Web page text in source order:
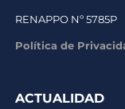
RENAPPO Nº 5785P
Política de
ACTUALIDAD